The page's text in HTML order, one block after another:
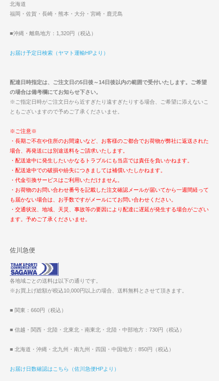
北海道
福岡・佐賀・長崎・熊本・大分・宮崎・鹿児島
■沖縄・離島地方：1,320円（税込）
お届け予定日検索（ヤマト運輸HPより）
配達日時指定は、ご注文日の5日後～14日後以内の範囲で受付いたします。ご希望
の場合は備考欄にてお知らせ下さい。
※ご指定日時がご注文日から近すぎたり遠すぎたりする場合、ご希望に添えないこ
ともございますので予めご了承くださいませ。
※ご注意※
・長期ご不在や住所のお間違いなど、お客様のご都合でお荷物が弊社に返送された
場合、再発送には別途送料をご請求いたします。
・配送途中に発生したいかなるトラブルにも当店では責任を負いかねます。
・配送途中での破損や紛失につきましては補償いたしかねます。
・代金引換サービスはご利用いただけません。
・お荷物のお問い合わせ番号を記載した注文確認メールが届いてから一週間経って
も届かない場合は、お手数ですがメールにてお問い合わせください。
・交通状況、地域、天災、事故等の要因により配達に遅延が発生する場合がござい
ます。予めご了承くださいませ。
佐川急便
各地域ごとの送料は以下の通りです。
※お買上げ総額が税込10,000円以上の場合、送料無料とさせて頂きます。
■ 関東：660円（税込）
■ 信越・関西・北陸・北東北・南東北・北陸・中部地方：730円（税込）
■ 北海道・沖縄・北九州・南九州・四国・中国地方：850円（税込）
お届け日数確認はこちら（佐川急便HPより）